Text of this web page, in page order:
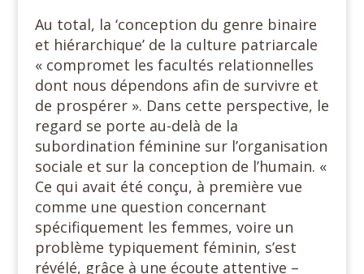
Au total, la ‘conception du genre binaire
et hiérarchique’ de la culture patriarcale
« compromet les facultés relationnelles
dont nous dépendons afin de survivre et
de prospérer ». Dans cette perspective, le
regard se porte au-delà de la
subordination féminine sur l’organisation
sociale et sur la conception de l’humain. «
Ce qui avait été conçu, à première vue
comme une question concernant
spécifiquement les femmes, voire un
problème typiquement féminin, s’est
révélé, grâce à une écoute attentive –